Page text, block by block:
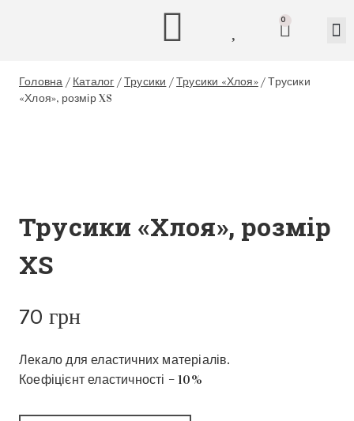
0
Головна / Каталог /Трусики /Трусики «Хлоя» / Трусики
«Хлоя», розмір XS
Трусики «Хлоя», розмір
XS
70 грн
Лекало для еластичних матеріалів.
Коефіцієнт еластичності – 10%